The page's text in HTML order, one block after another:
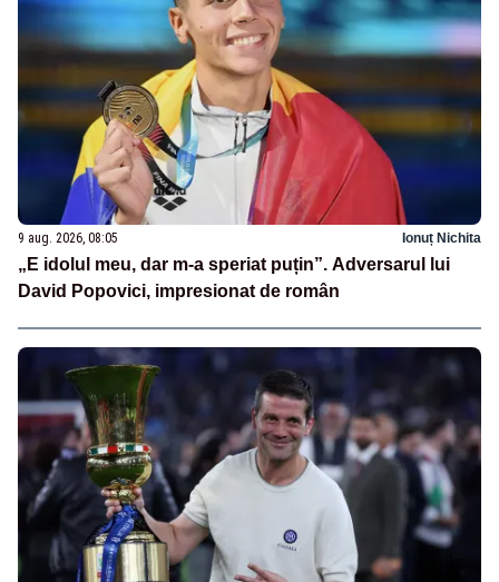
9 aug. 2026, 08:05 Ionuț Nichita
„E idolul meu, dar m-a speriat puțin”. Adversarul lui
David Popovici, impresionat de român